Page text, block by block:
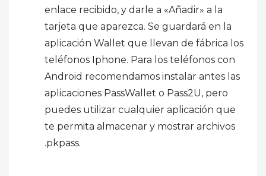
enlace recibido, y darle a «Añadir» a la
tarjeta que aparezca. Se guardará en la
aplicación Wallet que llevan de fábrica los
teléfonos Iphone. Para los teléfonos con
Android recomendamos instalar antes las
aplicaciones PassWallet o Pass2U, pero
puedes utilizar cualquier aplicación que
te permita almacenar y mostrar archivos
.pkpass.